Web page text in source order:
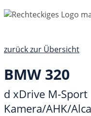
zurück zur Übersicht
BMW 320
d xDrive M-Sport
Kamera/AHK/